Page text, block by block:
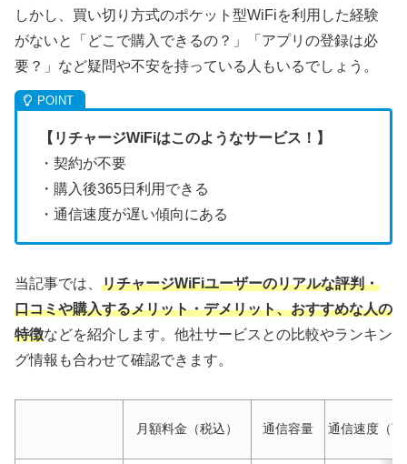
しかし、買い切り方式のポケット型WiFiを利用した経験
がないと「どこで購入できるの？」「アプリの登録は必
要？」など疑問や不安を持っている人もいるでしょう。
【リチャージWiFiはこのようなサービス！】
・契約が不要
・購入後365日利用できる
・通信速度が遅い傾向にある
当記事では、 リチャージWiFiユーザーのリアルな評判・
口コミや購入するメリット・デメリット、おすすめな人の
特徴などを紹介します。他社サービスとの比較やランキン
グ情報も合わせて確認できます。
月額料金（税込） 通信容量 通信速度（